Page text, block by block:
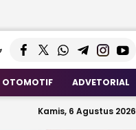
OTOMOTIF ADVETORIAL
Kamis, 6 Agustus 2026